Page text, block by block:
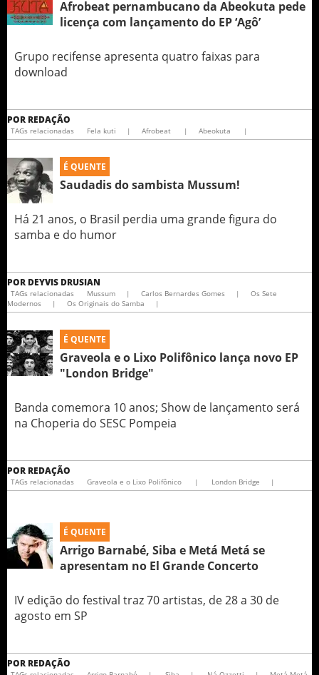
Afrobeat pernambucano da Abeokuta pede
licença com lançamento do EP ‘Agô’
Grupo recifense apresenta quatro faixas para
download
POR REDAÇÃO
TAGs relacionadas Fela kuti | Afrobeat | Abeokuta |
É QUENTE
Saudadis do sambista Mussum!
Há 21 anos, o Brasil perdia uma grande figura do
samba e do humor
POR DEYVIS DRUSIAN
TAGs relacionadas Mussum | Carlos Bernardes Gomes |
Os Sete
Modernos
| Os Originais do Samba |
É QUENTE
Graveola e o Lixo Polifônico lança novo EP
"London Bridge"
Banda comemora 10 anos; Show de lançamento será
na Choperia do SESC Pompeia
POR REDAÇÃO
TAGs relacionadas Graveola e o Lixo Polifônico | London Bridge |
É QUENTE
Arrigo Barnabé, Siba e Metá Metá se
apresentam no El Grande Concerto
IV edição do festival traz 70 artistas, de 28 a 30 de
agosto em SP
POR REDAÇÃO